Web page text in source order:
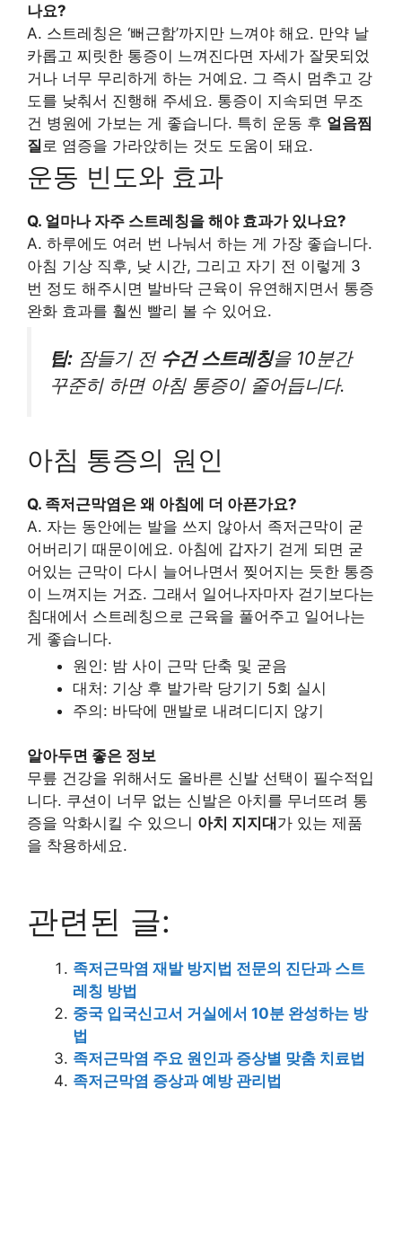
나요?
A. 스트레칭은 ‘뻐근함’까지만 느껴야 해요. 만약 날
카롭고 찌릿한 통증이 느껴진다면 자세가 잘못되었
거나 너무 무리하게 하는 거예요. 그 즉시 멈추고 강
도를 낮춰서 진행해 주세요. 통증이 지속되면 무조
건 병원에 가보는 게 좋습니다. 특히 운동 후 얼음찜
질 로 염증을 가라앉히는 것도 도움이 돼요.
운동 빈도와 효과
Q. 얼마나 자주 스트레칭을 해야 효과가 있나요?
A. 하루에도 여러 번 나눠서 하는 게 가장 좋습니다.
아침 기상 직후, 낮 시간, 그리고 자기 전 이렇게 3
번 정도 해주시면 발바닥 근육이 유연해지면서 통증
완화 효과를 훨씬 빨리 볼 수 있어요.
팁: 잠들기 전 수건 스트레칭을 10분간
꾸준히 하면 아침 통증이 줄어듭니다.
아침 통증의 원인
Q. 족저근막염은 왜 아침에 더 아픈가요?
A. 자는 동안에는 발을 쓰지 않아서 족저근막이 굳
어버리기 때문이에요. 아침에 갑자기 걷게 되면 굳
어있는 근막이 다시 늘어나면서 찢어지는 듯한 통증
이 느껴지는 거죠. 그래서 일어나자마자 걷기보다는
침대에서 스트레칭으로 근육을 풀어주고 일어나는
게 좋습니다.
원인: 밤 사이 근막 단축 및 굳음
대처: 기상 후 발가락 당기기 5회 실시
주의: 바닥에 맨발로 내려디디지 않기
알아두면 좋은 정보
무릎 건강을 위해서도 올바른 신발 선택이 필수적입
니다. 쿠션이 너무 없는 신발은 아치를 무너뜨려 통
증을 악화시킬 수 있으니 아치 지지대 가 있는 제품
을 착용하세요.
관련된 글:
족저근막염 재발 방지법 전문의 진단과 스트
레칭 방법
중국 입국신고서 거실에서 10분 완성하는 방
법
족저근막염 주요 원인과 증상별 맞춤 치료법
족저근막염 증상과 예방 관리법